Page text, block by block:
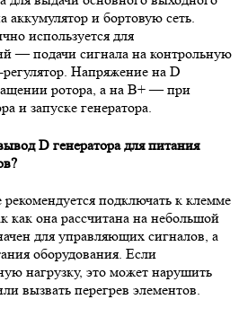
аккумулятор и бортовую сеть.
используется для
— подачи сигнала на контрольную
Напряжение на D
ротора, а на B+ — при
и запуске генератора.
D генератора для питания
подключать к клемме
как она рассчитана на небольшой
для управляющих сигналов, а
оборудования. Если
нагрузку, это может нарушить
вызвать перегрев элементов.